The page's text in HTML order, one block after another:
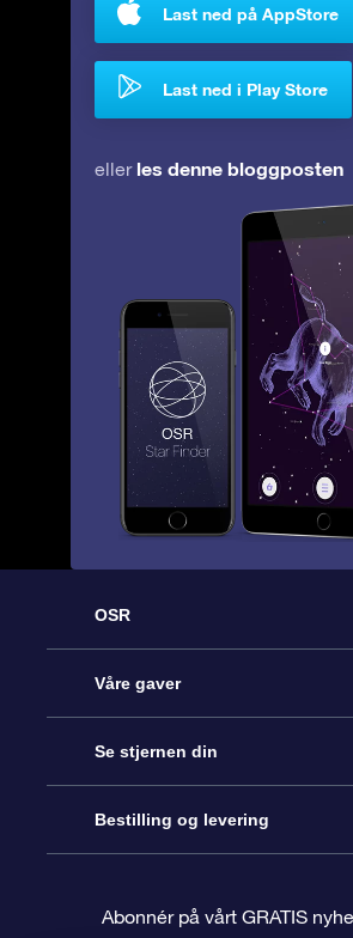
Last ned på AppStore
Last ned i Play Store
eller les denne bloggposten
OSR
Kundeservice
Kontakt oss
Bloggen
Våre gaver
Online Stjernegave
OSR Gavepakke
Se stjernen din
Star Register
Bestilling og levering
Abonnér på vårt GRATIS